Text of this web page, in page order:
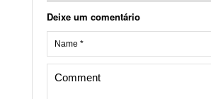
Deixe um comentário